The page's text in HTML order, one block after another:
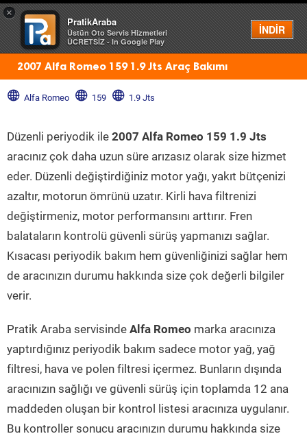
×
PratikAraba
Üstün Oto Servis Hizmetleri
ÜCRETSİZ - In Google Play
İNDİR
Menü
2007 Alfa Romeo 159 1.9 Jts Araç Bakımı
Alfa Romeo 159 1.9 Jts
Düzenli periyodik ile 2007 Alfa Romeo 159 1.9 Jts
aracınız çok daha uzun süre arızasız olarak size hizmet
eder. Düzenli değiştirdiğiniz motor yağı, yakıt bütçenizi
azaltır, motorun ömrünü uzatır. Kirli hava filtrenizi
değiştirmeniz, motor performansını arttırır. Fren
balataların kontrolü güvenli sürüş yapmanızı sağlar.
Kısacası periyodik bakım hem güvenliğinizi sağlar hem
de aracınızın durumu hakkında size çok değerli bilgiler
verir.
Pratik Araba servisinde Alfa Romeo marka aracınıza
yaptırdığınız periyodik bakım sadece motor yağ, yağ
filtresi, hava ve polen filtresi içermez. Bunların dışında
aracınızın sağlığı ve güvenli sürüş için toplamda 12 ana
maddeden oluşan bir kontrol listesi aracınıza uygulanır.
Bu kontroller sonucu aracınızın durumu hakkında size